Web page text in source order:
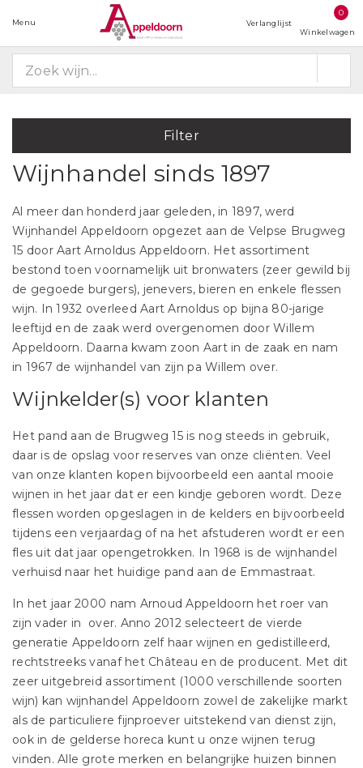
Menu Verlanglijst
0
Winkelwagen
Filter
Wijnhandel sinds 1897
Al meer dan honderd jaar geleden, in 1897, werd
Wijnhandel Appeldoorn opgezet aan de Velpse Brugweg
15 door Aart Arnoldus Appeldoorn. Het assortiment
bestond toen voornamelijk uit bronwaters (zeer gewild bij
de gegoede burgers), jenevers, bieren en enkele flessen
wijn. In 1932 overleed Aart Arnoldus op bijna 80-jarige
leeftijd en de zaak werd overgenomen door Willem
Appeldoorn. Daarna kwam zoon Aart in de zaak en nam
in 1967 de wijnhandel van zijn pa Willem over.
Wijnkelder(s) voor klanten
Het pand aan de Brugweg 15 is nog steeds in gebruik,
daar is de opslag voor reserves van onze cliënten. Veel
van onze klanten kopen bijvoorbeeld een aantal mooie
wijnen in het jaar dat er een kindje geboren wordt. Deze
flessen worden opgeslagen in de kelders en bijvoorbeeld
tijdens een verjaardag of na het afstuderen wordt er een
fles uit dat jaar opengetrokken. In 1968 is de wijnhandel
verhuisd naar het huidige pand aan de Emmastraat.
In het jaar 2000 nam Arnoud Appeldoorn het roer van
zijn vader in over. Anno 2012 selecteert de vierde
generatie Appeldoorn zelf haar wijnen en gedistilleerd,
rechtstreeks vanaf het Château en de producent. Met dit
zeer uitgebreid assortiment (1000 verschillende soorten
wijn) kan wijnhandel Appeldoorn zowel de zakelijke markt
als de particuliere fijnproever uitstekend van dienst zijn,
ook in de gelderse horeca kunt u onze wijnen terug
vinden. Alle grote merken en belangrijke huizen binnen